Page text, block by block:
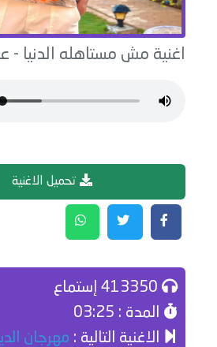
اغنية مش مستاهله الدنيا -
تحميل الاغنية
المدة : 03:25
الاغنية التالية : مهرجان